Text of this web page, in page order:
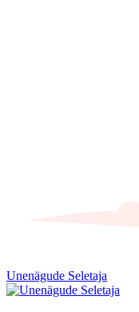
Unenägude Seletaja